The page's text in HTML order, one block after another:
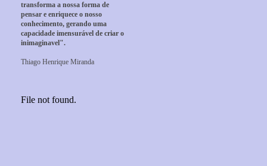
transforma a nossa forma de
pensar e enriquece o nosso
conhecimento, gerando uma
capacidade imensurável de criar o
inimaginavel".
Thiago Henrique Miranda